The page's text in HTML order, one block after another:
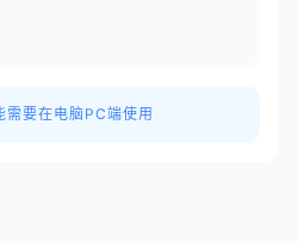
需要在电脑PC端使用